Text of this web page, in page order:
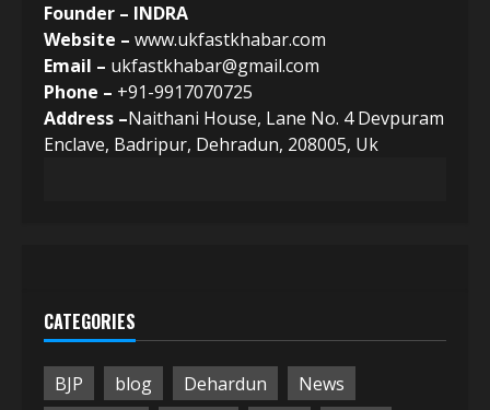
Founder – INDRA
Website – www.ukfastkhabar.com
Email – ukfastkhabar@gmail.com
Phone – +91-9917070725
Address –Naithani House, Lane No. 4 Devpuram
Enclave, Badripur, Dehradun, 208005, Uk
CATEGORIES
BJP blog Dehardun
News